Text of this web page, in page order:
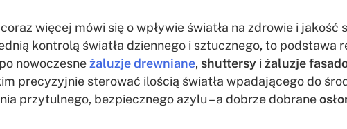
więcej mówi się o wpływie światła na zdrowie i
kontrolą światła dziennego i sztucznego, to
nowoczesneżaluzje drewniane, shuttersy i żaluzje
precyzyjnie sterować ilością światła wpadającego do
przytulnego, bezpiecznego azylu – a dobrze dobrane